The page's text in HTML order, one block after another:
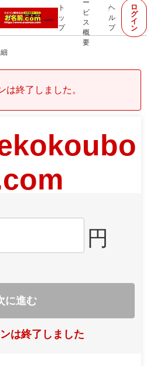
ト
ッ
プ
ー
ビ
ス
概
要
ヘ
ル
プ
ロ
グ
イ
ン
は終了しました。
円
に進む
は終了しました